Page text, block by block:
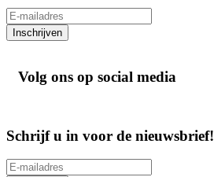
Inschrijven
Volg ons op social media
Schrijf u in voor de nieuwsbrief!